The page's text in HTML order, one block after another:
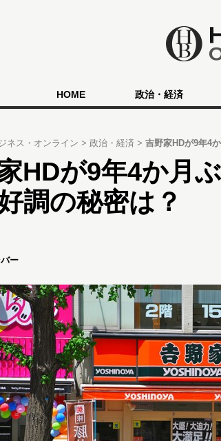
HOME 政治・経済
ネス・オンライン 政治・経済 吉野家HDが9年4
HDが9年4か月
調の秘密は？
ー